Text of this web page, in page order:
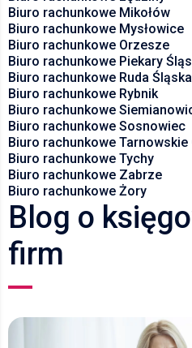
Biuro rachunkowe Mikołów
Biuro rachunkowe Mysłowice
Biuro rachunkowe Orzesze
Biuro rachunkowe Piekary
Biuro rachunkowe Ruda Śląska
Biuro rachunkowe Rybnik
Biuro rachunkowe
Biuro rachunkowe Sosnowiec
Biuro rachunkowe Tarnowskie
Biuro rachunkowe Tychy
Biuro rachunkowe Zabrze
Biuro rachunkowe Żory
Blog o
firm